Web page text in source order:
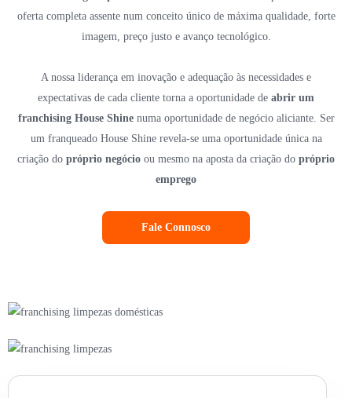
oferta completa assente num conceito único de máxima qualidade, forte
imagem, preço justo e avanço tecnológico.
A nossa liderança em inovação e adequação às necessidades e
expectativas de cada cliente torna a oportunidade de abrir um
franchising House Shinenuma oportunidade de negócio aliciante. Ser
um franqueado House Shine revela-se uma oportunidade única na
criação do próprio negócio ou mesmo na aposta da criação do próprio
emprego
Fale Connosco